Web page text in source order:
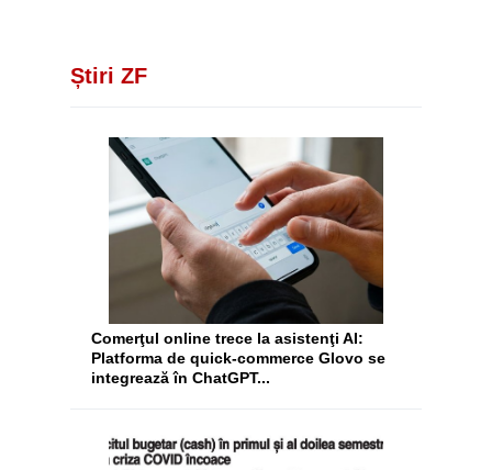
Știri ZF
Comerţul online trece la asistenţi AI:
Platforma de quick-commerce Glovo se
integrează în ChatGPT...